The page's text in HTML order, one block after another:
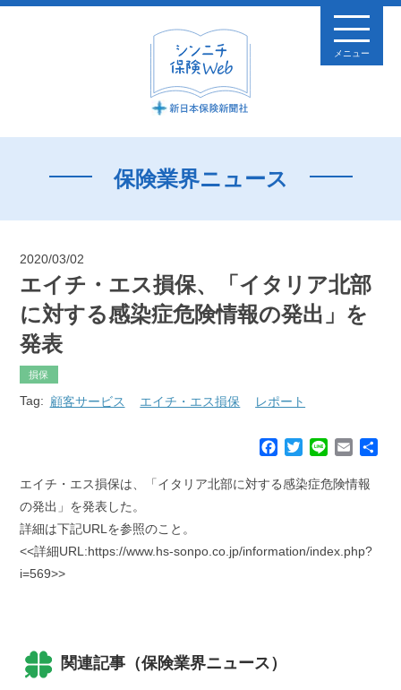
メニュー
保険業界ニュース
2020/03/02
エイチ・エス損保、「イタリア北部
に対する感染症危険情報の発出」を
発表
損保
Tag: 顧客サービス エイチ・エス損保 レポート
c
o
T
i
r
n
E
a
エイチ・エス損保は、「イタリア北部に対する感染症危険情報
の発出」を発表した。
詳細は下記URLを参照のこと。
<<詳細URL:https://www.hs-sonpo.co.jp/information/index.php?
i=569>>
関連記事（保険業界ニュース）